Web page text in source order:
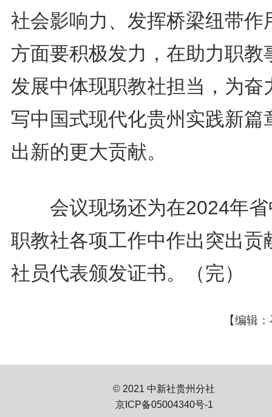
社会影响力、发挥桥梁纽带作
方面要积极发力，在助力职教
发展中体现职教社担当，为奋
写中国式现代化贵州实践新篇
出新的更大贡献。
会议现场还为在2024年省
职教社各项工作中作出突出贡
社员代表颁发证书。（完）
【编辑
© 2021 中新社贵州分社
京ICP备05004340号-1